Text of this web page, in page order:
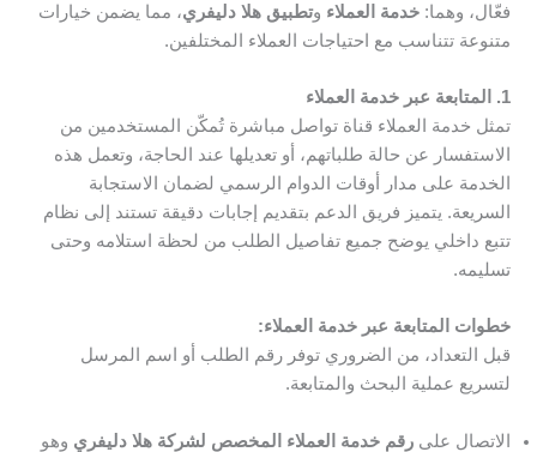
فعّال، وهما:خدمة العملاء وتطبيق هلا دليفري، مما يضمن خيارات
متنوعة تتناسب مع احتياجات العملاء المختلفين.
1. المتابعة عبر خدمة العملاء
تمثل خدمة العملاء قناة تواصل مباشرة تُمكّن المستخدمين من
الاستفسار عن حالة طلباتهم، أو تعديلها عند الحاجة، وتعمل هذه
الخدمة على مدار أوقات الدوام الرسمي لضمان الاستجابة
السريعة. يتميز فريق الدعم بتقديم إجابات دقيقة تستند إلى نظام
تتبع داخلي يوضح جميع تفاصيل الطلب من لحظة استلامه وحتى
تسليمه.
خطوات المتابعة عبر خدمة العملاء:
قبل التعداد، من الضروري توفر رقم الطلب أو اسم المرسل
لتسريع عملية البحث والمتابعة.
الاتصال علىرقم خدمة العملاء المخصص لشركة هلا دليفري وهو